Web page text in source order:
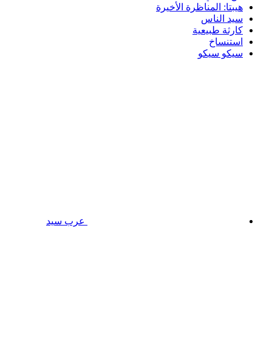
هيبتا: المناظرة الأخيرة
سيد الناس
كارثة طبيعية
استنساخ
سيكو سيكو
عرب سيد